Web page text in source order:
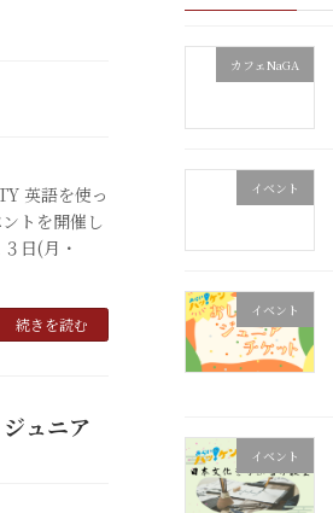
英語を使っ
トを開催し
日(月・
続きを読む
ュニア
カフェNaGA
イベント
イベント
イベント